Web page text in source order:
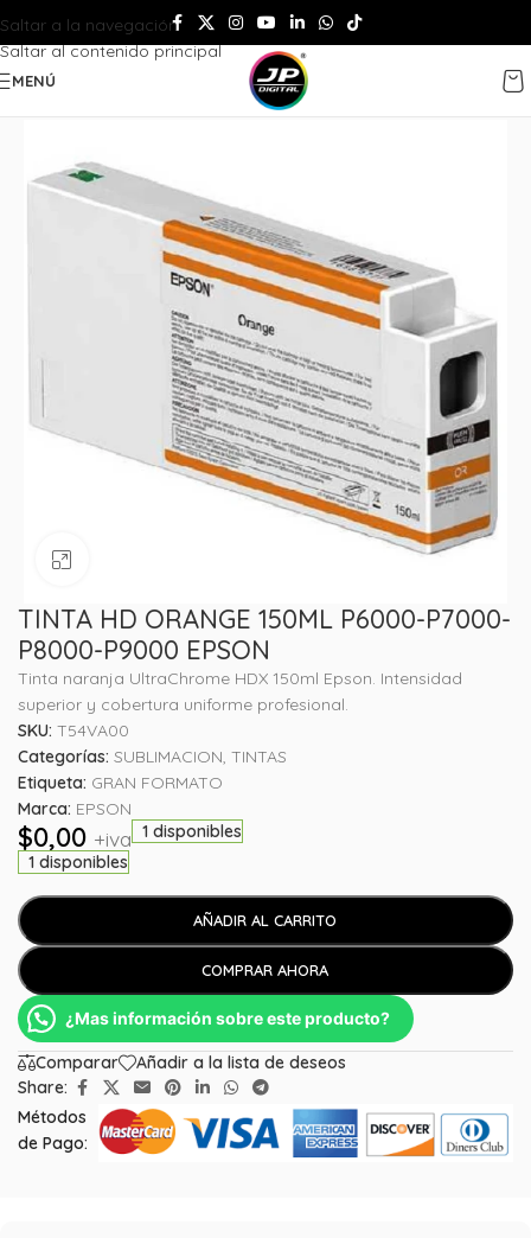
Saltar a la navegación
Saltar al contenido principal
MENÚ
TINTA HD ORANGE 150ML P6000-P7000-
P8000-P9000 EPSON
Tinta naranja UltraChrome HDX 150ml Epson. Intensidad
superior y cobertura uniforme profesional.
SKU: T54VA00
Categorías: SUBLIMACION, TINTAS
Etiqueta: GRAN FORMATO
Marca: EPSON
$0,00 +iva 1 disponibles
1 disponibles
AÑADIR AL CARRITO
COMPRAR AHORA
¿Mas información sobre este producto?
Comparar
Añadir a la lista de deseos
Share:
Métodos
de Pago: